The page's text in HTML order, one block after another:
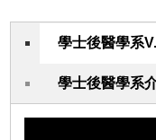
學士後醫學系
學士後醫學系